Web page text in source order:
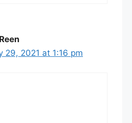
29, 2021 at 1:16 pm